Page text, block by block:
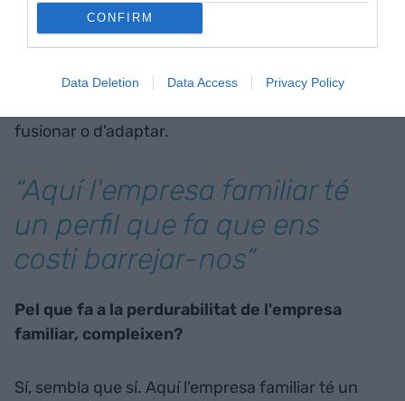
CONFIRM
Data Deletion Data Access Privacy Policy
Ens falta potenciar les empreses mitjanes.
potent. Hem d'aconseguir que les petites i
fusionar o d'adaptar.
“Aquí l'empresa familiar té
un perfil que fa que ens
costi barrejar-nos”
Pel que fa a la perdurabilitat de l'empresa
familiar, compleixen?
Sí, sembla que sí. Aquí l'empresa familiar té un